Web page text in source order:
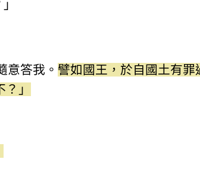
意答我。 譬如國王，於自國土有
」